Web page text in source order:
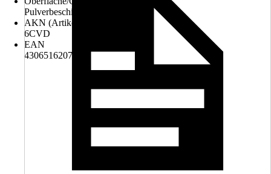
Pulverbeschichtet
AKN (Artikelkurznummer)
6CVD
EAN
4306516207374